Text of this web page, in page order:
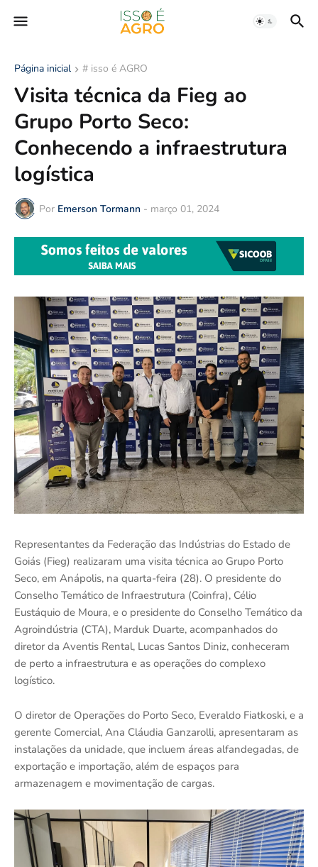
Página inicial # isso é AGRO
Visita técnica da Fieg ao
Grupo Porto Seco:
Conhecendo a infraestrutura
logística
Por Emerson Tormann - março 01, 2024
Representantes da Federação das Indústrias do Estado de
Goiás (Fieg) realizaram uma visita técnica ao Grupo Porto
Seco, em Anápolis, na quarta-feira (28). O presidente do
Conselho Temático de Infraestrutura (Coinfra), Célio
Eustáquio de Moura, e o presidente do Conselho Temático da
Agroindústria (CTA), Marduk Duarte, acompanhados do
diretor da Aventis Rental, Lucas Santos Diniz, conheceram
de perto a infraestrutura e as operações do complexo
logístico.
O diretor de Operações do Porto Seco, Everaldo Fiatkoski, e a
gerente Comercial, Ana Cláudia Ganzarolli, apresentaram as
instalações da unidade, que incluem áreas alfandegadas, de
exportação e importação, além de espaços para
armazenagem e movimentação de cargas.